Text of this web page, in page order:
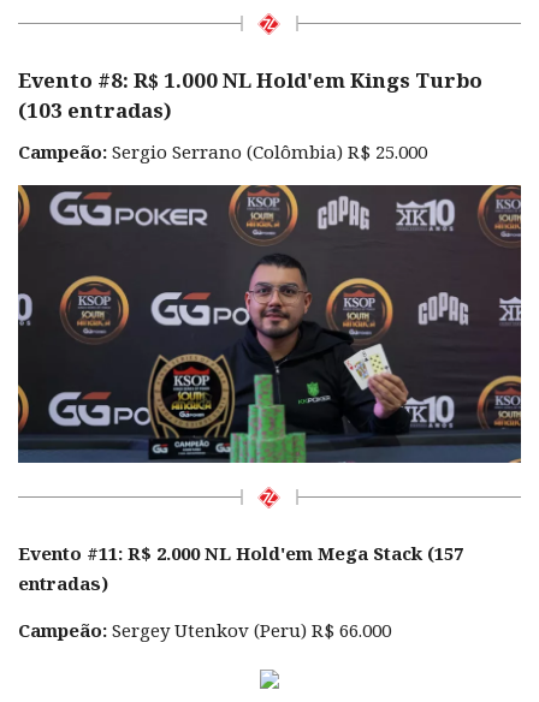
Evento #8: R$ 1.000 NL Hold'em Kings Turbo
(103 entradas)
Campeão: Sergio Serrano (Colômbia) R$ 25.000
Evento #11: R$ 2.000 NL Hold'em Mega Stack (157
entradas)
Campeão: Sergey Utenkov (Peru) R$ 66.000